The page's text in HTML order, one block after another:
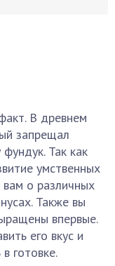
В древнем
запрещал
Так как
умственных
о различных
Также вы
впервые.
его вкус и
готовке.